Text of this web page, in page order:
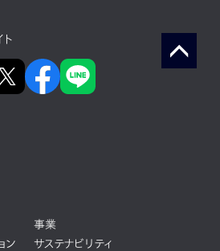
ト
事業
ン
サステナビリティ